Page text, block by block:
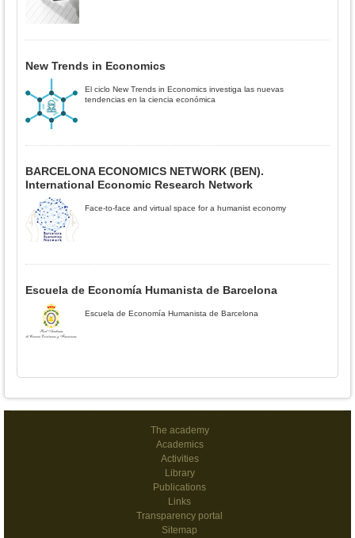
New Trends in Economics
El ciclo New Trends in Economics investiga las nuevas
tendencias en la ciencia económica
BARCELONA ECONOMICS NETWORK (BEN).
International Economic Research Network
Face-to-face and virtual space for a humanist economy
Escuela de Economía Humanista de Barcelona
Escuela de Economía Humanista de Barcelona
The academy
Academics
Activities
Library
Publications
Links
Transparency portal
Sitemap